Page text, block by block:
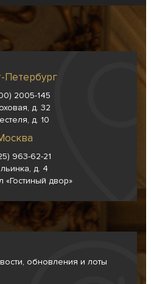
Петербург
2005-145
д. 32
д. 10
963-62-21
д. 4
«Гостиный двор»
обновления и лоты